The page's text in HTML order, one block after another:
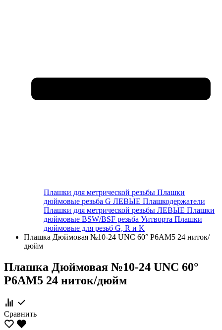
Плашки для метрической резьбы Плашки
дюймовые резьба G ЛЕВЫЕ Плашкодержатели
Плашки для метрической резьбы ЛЕВЫЕ Плашки
дюймовые BSW/BSF резьба Уитворта Плашки
дюймовые для резьб G, R и K
Плашка Дюймовая №10-24 UNC 60° Р6АМ5 24 ниток/
дюйм
Плашка Дюймовая №10-24 UNC 60°
Р6АМ5 24 ниток/дюйм
Сравнить